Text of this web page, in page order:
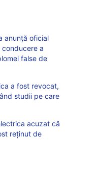
anunță oficial
a
false de
a fost revocat,
studii pe care
acuzat că
reținut de